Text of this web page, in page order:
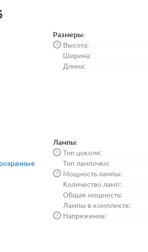
Размеры:
Высота:
?
Ширина:
Длина:
Лампы:
Тип цоколя:
?
Тип лампочки:
Мощность лампы:
?
Количество ламп:
Общая мощность:
Лампы в комплекте:
Напряжение:
?
Лампочки в подарок
Скидка 10% от нашего партнёра